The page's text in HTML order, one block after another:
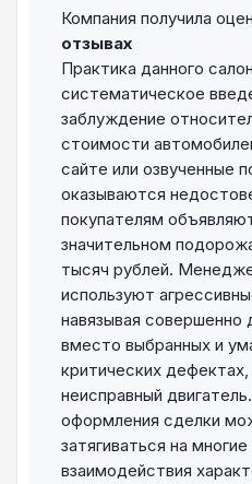
Компания получила
отзывах
Практика данного
систематическое
заблуждение
стоимости
сайте или озвученные
оказываются
покупателям
значительном
тысяч рублей.
используют
навязывая совершенно
вместо выбранных и
критических дефектах,
неисправный
оформления сделки
затягиваться на
взаимодействия